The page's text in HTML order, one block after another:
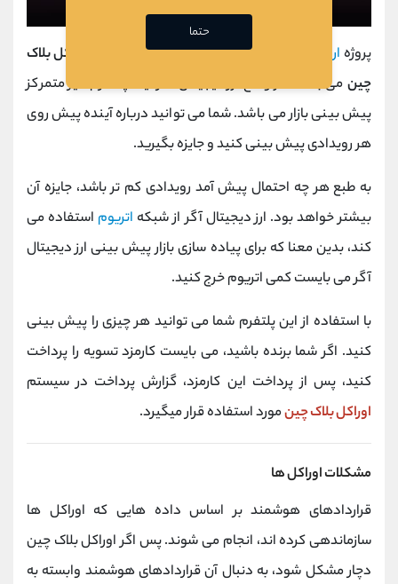
پروژه ارز دیجیتال آگر یکی دیگر از پروژه های موفق
اوراکل بلاک
چین می باشد. در واقع ارز دیجیتال آگر، یک پلتفرم غیر متمرکز
پیش بینی بازار می باشد. شما می توانید درباره آینده پیش روی
هر رویدادی پیش بینی کنید و جایزه بگیرید.
به طبع هر چه احتمال پیش آمد رویدادی کم تر باشد، جایزه آن
بیشتر خواهد بود. ارز دیجیتال آگر از شبکه اتریوم استفاده می
کند، بدین معنا که برای پیاده سازی بازار پیش بینی ارز دیجیتال
آگر می بایست کمی اتریوم خرج کنید.
با استفاده از این پلتفرم شما می توانید هر چیزی را پیش بینی
کنید. اگر شما برنده باشید، می بایست کارمزد تسویه را پرداخت
کنید، پس از پرداخت این کارمزد، گزارش پرداخت در سیستم
اوراکل بلاک چینمورد استفاده قرار میگیرد.
مشکلات اوراکل ها
قراردادهای هوشمند بر اساس داده هایی که اوراکل ها
سازماندهی کرده اند، انجام می شوند. پس اگر اوراکل بلاک چین
دچار مشکل شود، به دنبال آن قراردادهای هوشمند وابسته به
حتما